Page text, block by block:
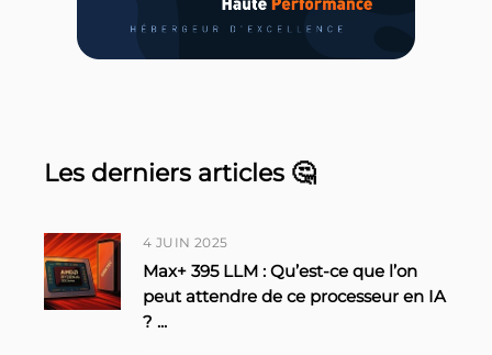
Les derniers articles 🤔
4 JUIN 2025
Max+ 395 LLM : Qu’est-ce que l’on
peut attendre de ce processeur en IA
? ...